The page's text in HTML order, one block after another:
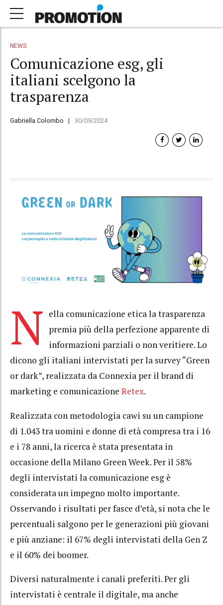
NEWS
Comunicazione esg, gli
italiani scelgono la
trasparenza
Gabriella Colombo 30/09/2024
N ella comunicazione etica la trasparenza
premia più della perfezione apparente di
informazioni parziali o non veritiere. Lo
dicono gli italiani intervistati per la survey “Green
or dark”, realizzata da Connexia per il brand di
marketing e comunicazione Retex.
Realizzata con metodologia cawi su un campione
di 1.043 tra uomini e donne di età compresa tra i 16
e i 78 anni, la ricerca è stata presentata in
occasione della Milano Green Week. Per il 58%
degli intervistati la comunicazione esg è
considerata un impegno molto importante.
Osservando i risultati per fasce d’età, si nota che le
percentuali salgono per le generazioni più giovani
e più anziane: il 67% degli intervistati della Gen Z
e il 60% dei boomer.
Diversi naturalmente i canali preferiti. Per gli
intervistati è centrale il digitale, ma anche